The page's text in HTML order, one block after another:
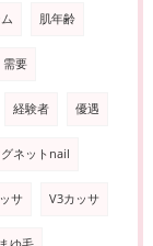
肌年齢
需要
経験者 優遇
ネットnail
サ V3カッサ